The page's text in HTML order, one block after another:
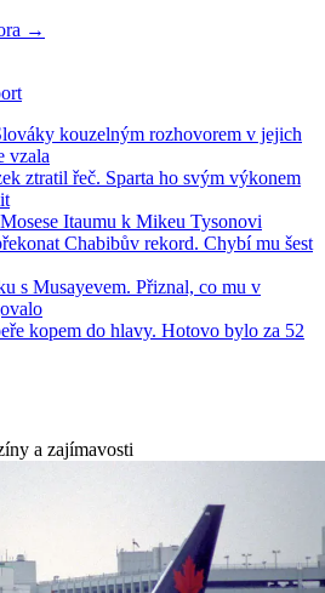
→
kouzelným rozhovorem v jejich
vzala
ztratil řeč. Sparta ho svým výkonem
Itaumu k Mikeu Tysonovi
Chabibův rekord. Chybí mu šest
s Musayevem. Přiznal, co mu v
kopem do hlavy. Hotovo bylo za 52
a zajímavosti